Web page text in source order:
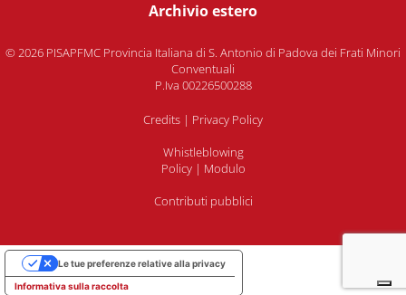
Archivio estero
© 2026 PISAPFMC Provincia Italiana di S. Antonio di Padova dei Frati Minori
Conventuali
P.Iva 00226500288
Credits | Privacy Policy
Whistleblowing
Policy| Modulo
Contributi pubblici
Informativa sulla raccolta
Le tue preferenze relative alla privacy